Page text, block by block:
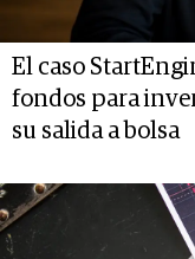
El caso
fondos para
su salida a bolsa